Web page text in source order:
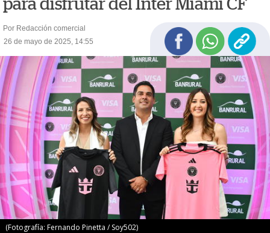
para disfrutar del Inter Miami CF
Por Redacción comercial
26 de mayo de 2025, 14:55
(Fotografía: Fernando Pinetta / Soy502)